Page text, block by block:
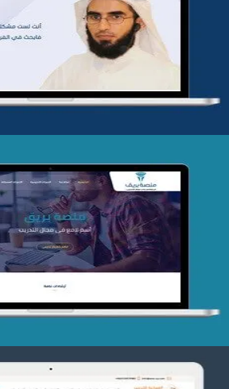
تطوير موقع المدرب
التفاصيل
تصميم منصة
التفاصيل